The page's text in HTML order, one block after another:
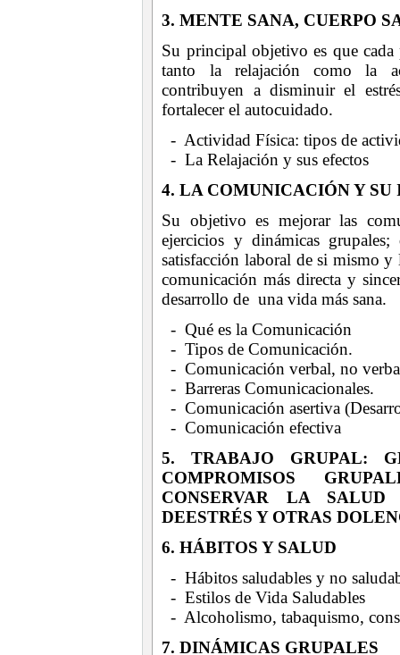
3. MENTE SANA, CUERPO
Su principal objetivo es que
tanto la relajación como la
contribuyen a disminuir el
fortalecer el autocuidado.
- Actividad Física: tipos de
- La Relajación y sus efectos
4. LA COMUNICACIÓN Y
Su objetivo es mejorar las
ejercicios y dinámicas
satisfacción laboral de si mismo y
comunicación más directa y
desarrollo de una vida más sana.
- Qué es la Comunicación
- Tipos de Comunicación.
- Comunicación verbal, no
- Barreras Comunicacionales.
- Comunicación asertiva
- Comunicación efectiva
5. TRABAJO GRUPAL:
COMPROMISOS
CONSERVAR LA
DEESTRÉS Y OTRAS
6. HÁBITOS Y SALUD
- Hábitos saludables y no
- Estilos de Vida Saludables
- Alcoholismo, tabaquismo,
7. DINÁMICAS GRUPALES